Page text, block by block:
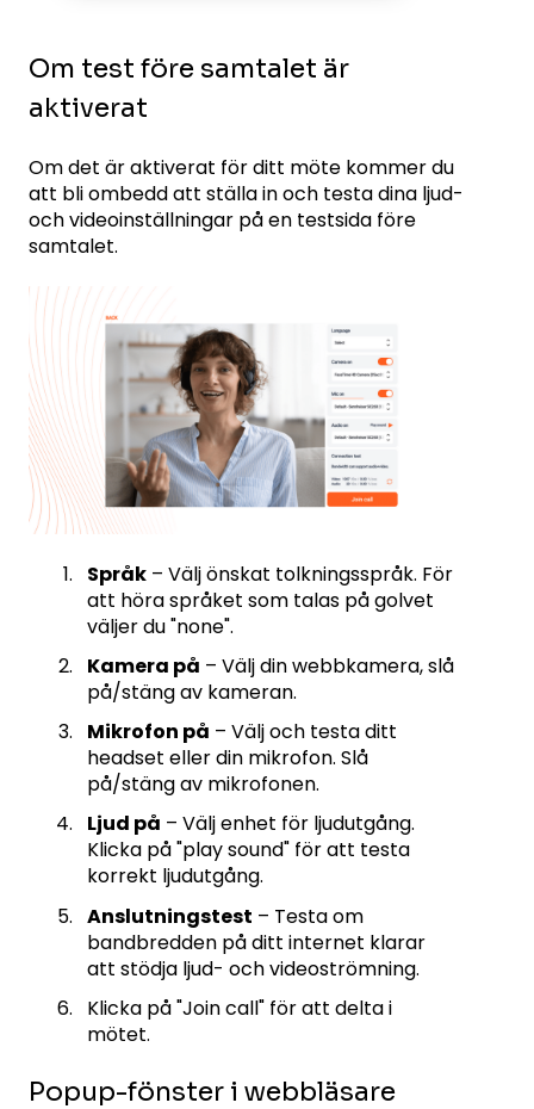
Om test före samtalet är
aktiverat
Om det är aktiverat för ditt möte kommer du
att bli ombedd att ställa in och testa dina ljud-
och videoinställningar på en testsida före
samtalet.
Språk – Välj önskat tolkningsspråk. För
att höra språket som talas på golvet
väljer du "none".
Kamera på – Välj din webbkamera, slå
på/stäng av kameran.
Mikrofon på – Välj och testa ditt
headset eller din mikrofon. Slå
på/stäng av mikrofonen.
Ljud på – Välj enhet för ljudutgång.
Klicka på "play sound" för att testa
korrekt ljudutgång.
Anslutningstest – Testa om
bandbredden på ditt internet klarar
att stödja ljud- och videoströmning.
Klicka på "Join call" för att delta i
mötet.
Popup-fönster i webbläsare